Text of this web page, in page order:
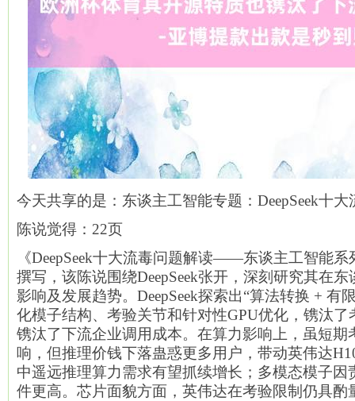
今天共享的是：东谈主工智能专题：DeepSeek十
陈说觉得：22页
《DeepSeek十大流毒问题解读——东谈主工智能
撰写，该陈说围绕DeepSeek张开，深刻研究其在
影响及发展趋势。DeepSeek探索出“算法转换 + 有
化模子结构、考验关节和针对性GPU优化，镌汰
镌汰了下流企业调用成本。在算力影响上，虽短期
响，但推理价钱下落蛊惑更多用户，带动英伟达
中遥远推理算力需求有望抓续增长；多模态模子因
件更高。芯片面貌方面，英伟达在考验限制仍具酌